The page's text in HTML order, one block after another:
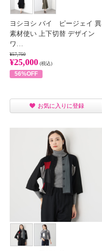
ヨシヨシ バイ ピージェイ 異
素材使い 上下切替 デザイン
ワ…
¥57,750
¥25,000 (税込)
56%OFF
お気に入りに登録